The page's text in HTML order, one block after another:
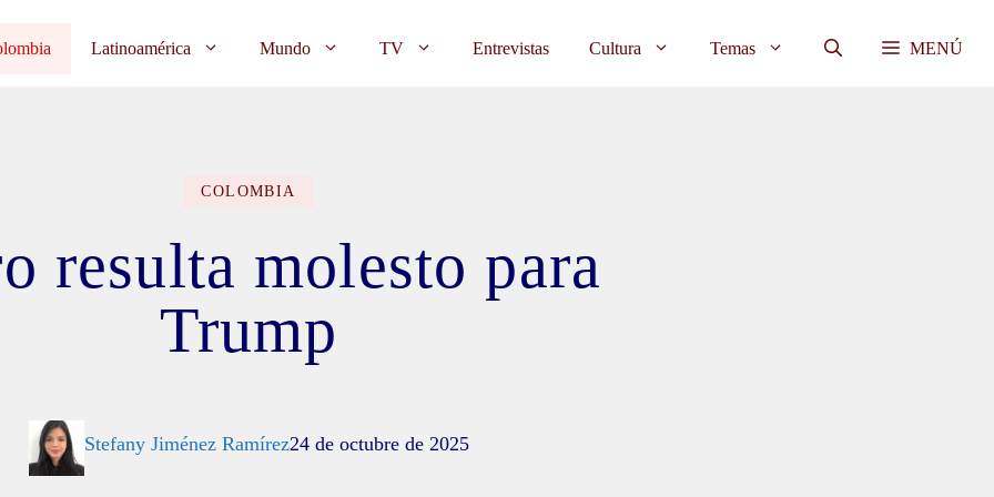
Latinoamérica Mundo TV Entrevistas Cultura Temas MENÚ
COLOMBIA
resulta molesto para
Trump
Stefany Jiménez Ramírez24 de octubre de 2025